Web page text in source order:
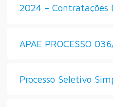
2024 – Contratações
APAE PROCESSO
Processo Seletivo